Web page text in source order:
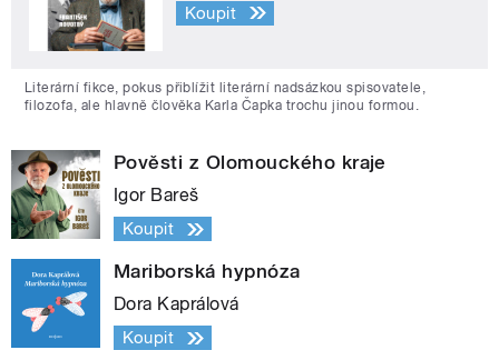
Koupit
Literární fikce, pokus přiblížit literární nadsázkou spisovatele,
filozofa, ale hlavně člověka Karla Čapka trochu jinou formou.
Pověsti z Olomouckého kraje
Igor Bareš
Koupit
Mariborská hypnóza
Dora Kaprálová
Koupit